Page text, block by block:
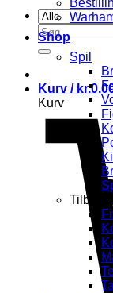
Søg
efter:
Kurv / kr.
Kurv
Shop
Spil
Tilbehør